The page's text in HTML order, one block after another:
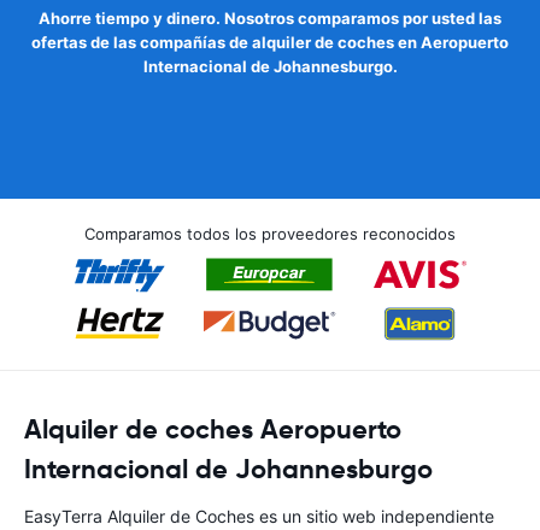
Ahorre tiempo y dinero. Nosotros comparamos por usted las
ofertas de las compañías de alquiler de coches en Aeropuerto
Internacional de Johannesburgo.
Comparamos todos los proveedores reconocidos
Alquiler de coches Aeropuerto
Internacional de Johannesburgo
EasyTerra Alquiler de Coches es un sitio web independiente